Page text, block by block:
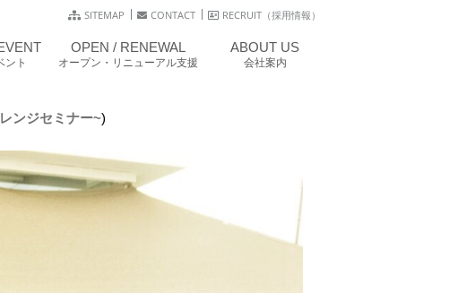
SITEMAP CONTACT RECRUIT（採用情報）
ント
OPEN / RENEWAL
オープン・リニューアル支援
ABOUT US
会社案内
ンジセミナー~)